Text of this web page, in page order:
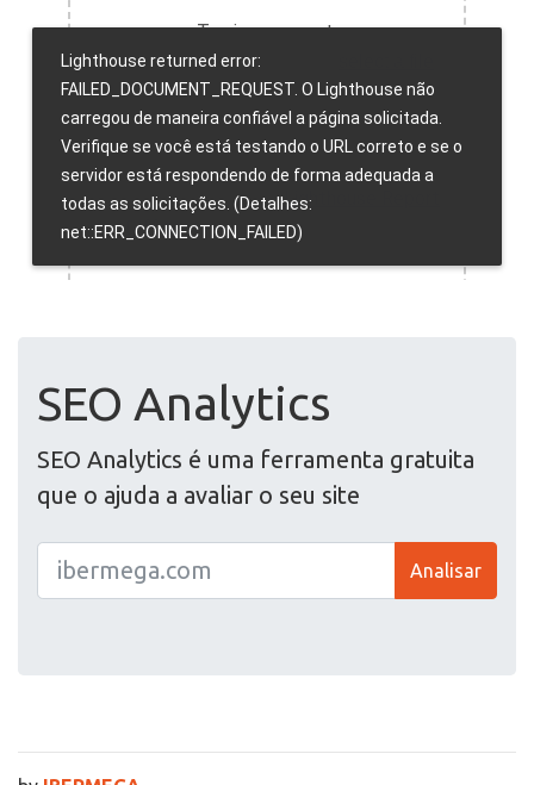
SEO Analytics
SEO Analytics é uma ferramenta gratuita
que o ajuda a avaliar o seu site
Analisar